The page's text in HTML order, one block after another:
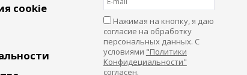
cookie
Нажимая на кнопку, я даю
согласие на обработку
персональных данных. С
условиями "Политики
Конфидециальности"
согласен.